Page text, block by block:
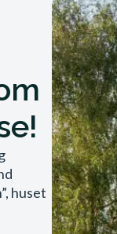
huset